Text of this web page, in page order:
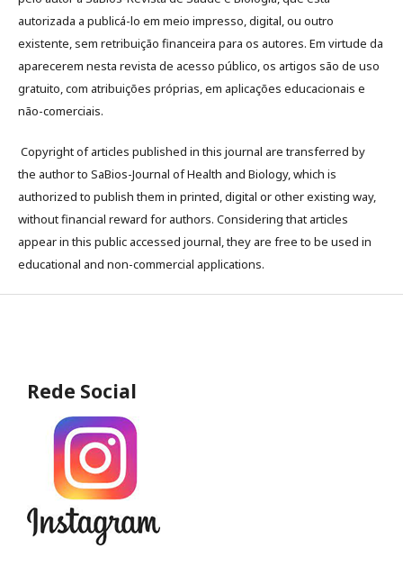
autorizada a publicá-lo em meio impresso, digital, ou outro
existente, sem retribuição financeira para os autores. Em virtude da
aparecerem nesta revista de acesso público, os artigos são de uso
gratuito, com atribuições próprias, em aplicações educacionais e
não-comerciais.
Copyright of articles published in this journal are transferred by
the author to SaBios-Journal of Health and Biology, which is
authorized to publish them in printed, digital or other existing way,
without financial reward for authors. Considering that articles
appear in this public accessed journal, they are free to be used in
educational and non-commercial applications.
Rede Social